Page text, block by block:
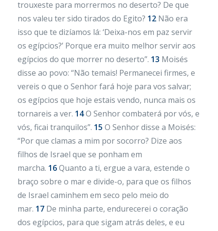
trouxeste para morrermos no deserto? De que
nos valeu ter sido tirados do Egito? 12 Não era
isso que te dizíamos lá: ‘Deixa-nos em paz servir
os egípcios?’ Porque era muito melhor servir aos
egípcios do que morrer no deserto”. 13 Moisés
disse ao povo: “Não temais! Permanecei firmes, e
vereis o que o Senhor fará hoje para vos salvar;
os egípcios que hoje estais vendo, nunca mais os
tornareis a ver. 14O Senhor combaterá por vós, e
vós, ficai tranquilos”. 15 O Senhor disse a Moisés:
“Por que clamas a mim por socorro? Dize aos
filhos de Israel que se ponham em
marcha. 16Quanto a ti, ergue a vara, estende o
braço sobre o mar e divide-o, para que os filhos
de Israel caminhem em seco pelo meio do
mar. 17 De minha parte, endurecerei o coração
dos egípcios, para que sigam atrás deles, e eu